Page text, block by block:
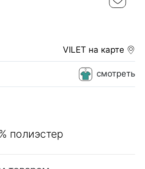
VILET на карте
смотреть
полиэстер